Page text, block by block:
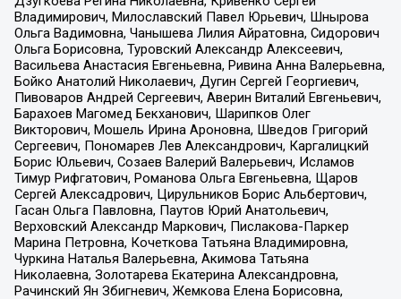
Владимирович, Милославский Павел Юрьевич, Шнырова
Ольга Вадимовна, Чанышева Лилия Айратовна, Сидорович
Ольга Борисовна, Туровский Александр Алексеевич,
Васильева Анастасия Евгеньевна, Ривина Анна Валерьевна,
Бойко Анатолий Николаевич, Дугин Сергей Георгиевич,
Пивоваров Андрей Сергеевич, Аверин Виталий Евгеньевич,
Барахоев Магомед Бекханович, Шарипков Олег
Викторович, Мошель Ирина Ароновна, Шведов Григорий
Сергеевич, Пономарев Лев Александрович, Каргалицкий
Борис Юльевич, Созаев Валерий Валерьевич, Исламов
Тимур Рифгатович, Романова Ольга Евгеньевна, Щаров
Сергей Алексадрович, Цирульников Борис Альбертович,
Гасан Ольга Павловна, Паутов Юрий Анатольевич,
Верховский Александр Маркович, Пислакова-Паркер
Марина Петровна, Кочеткова Татьяна Владимировна,
Чуркина Наталья Валерьевна, Акимова Татьяна
Николаевна, Золотарева Екатерина Александровна,
Рачинский Ян Збигневич, Жемкова Елена Борисовна,